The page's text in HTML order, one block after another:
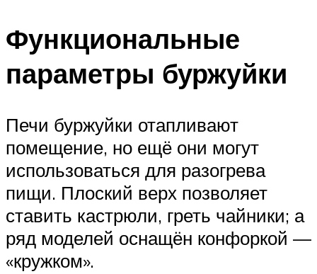
Функциональные
параметры буржуйки
Печи буржуйки отапливают
помещение, но ещё они могут
использоваться для разогрева
пищи. Плоский верх позволяет
ставить кастрюли, греть чайники; а
ряд моделей оснащён конфоркой —
«кружком».